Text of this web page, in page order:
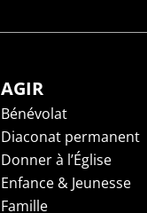
AGIR
Bénévolat
Diaconat permanent
Donner à l’Église
Enfance & Jeunesse
Famille